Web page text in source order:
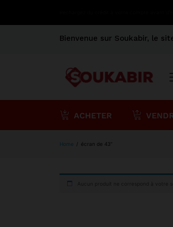
Bienvenue sur Soukabir, le
ACHETER
Home / écran de 43"
Aucun produit ne correspond à votre